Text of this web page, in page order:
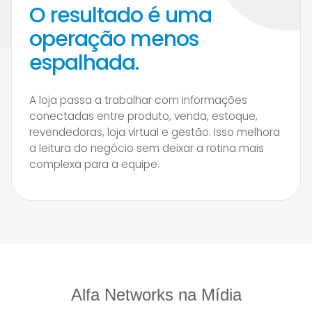
O resultado é uma
operação menos
espalhada.
A loja passa a trabalhar com informações
conectadas entre produto, venda, estoque,
revendedoras, loja virtual e gestão. Isso melhora
a leitura do negócio sem deixar a rotina mais
complexa para a equipe.
Alfa Networks na Mídia